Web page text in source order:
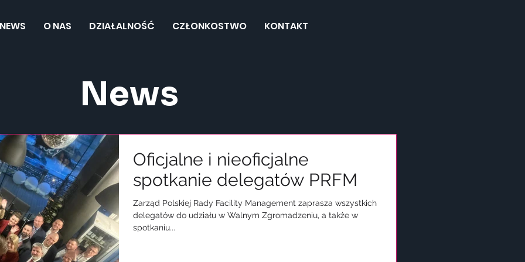
O NAS DZIAŁALNOŚĆ CZŁONKOSTWO KONTAKT
News
Oficjalne i nieoficjalne
spotkanie delegatów PRFM
Zarząd Polskiej Rady Facility Management zaprasza wszystkich
delegatów do udziału w Walnym Zgromadzeniu, a także w
spotkaniu...